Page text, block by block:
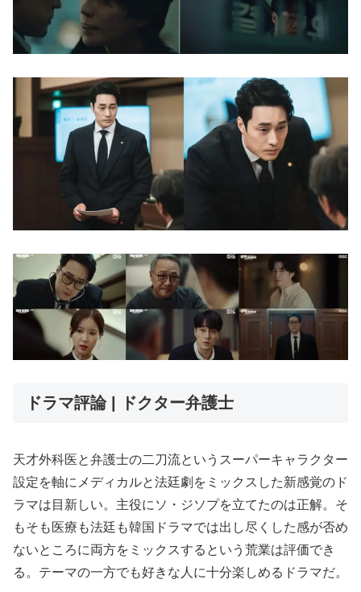
ドラマ評論 | ドクター弁護士
天才外科医と弁護士の二刀流というスーパーキャラクター
設定を軸にメディカルと法廷劇をミックスした新感覚のド
ラマは目新しい。主役にソ・ジソプを立てたのは正解。そ
もそも医療も法廷も韓国ドラマでは出し尽くした感が否め
ないところに両方をミックスするという荒業は評価でき
る。テーマの一方でも好きな人に十分楽しめるドラマだ。